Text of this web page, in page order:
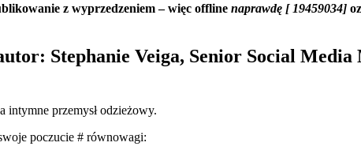
z wyprzedzeniem – więc offline naprawdę [ 19459034]
Stephanie Veiga, Senior Social
intymne przemysł odzieżowy.
poczucie # równowagi: